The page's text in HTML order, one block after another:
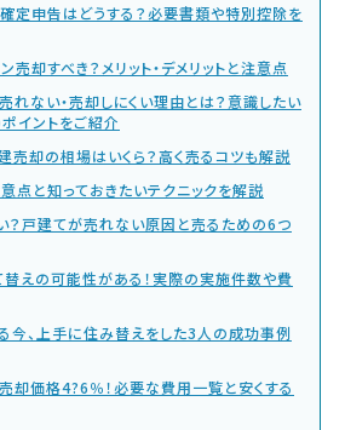
定申告はどうする？必要書類や特別控除を
売却すべき？メリット・デメリットと注意点
れない・売却しにくい理由とは？意識したい
イントをご紹介
売却の相場はいくら？高く売るコツも解説
点と知っておきたいテクニックを解説
？戸建てが売れない原因と売るための6つ
替えの可能性がある！実際の実施件数や費
今、上手に住み替えをした3人の成功事例
却価格4?6％！必要な費用一覧と安くする